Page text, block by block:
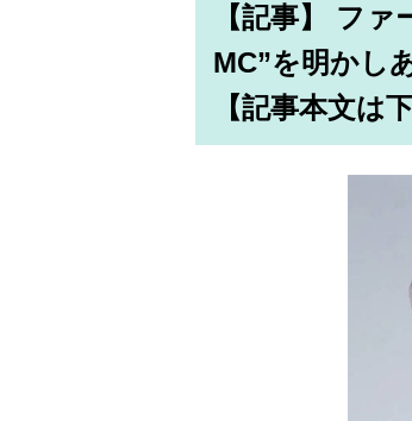
【記事】 フ
MC”を明かし
【記事本文は